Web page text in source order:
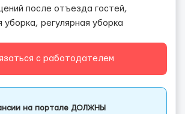
после отъезда гостей,
регулярная уборка
с работодателем
на портале ДОЛЖНЫ